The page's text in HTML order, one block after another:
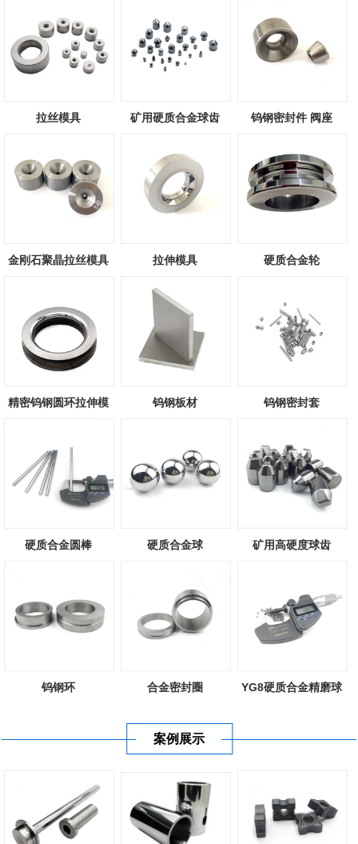
拉丝模具 矿用硬质合金球齿 钨钢密封件 阀座
金刚石聚晶拉丝模具 拉伸模具 硬质合金轮
精密钨钢圆环拉伸模 钨钢板材 钨钢密封套
硬质合金圆棒 硬质合金球 矿用高硬度球齿
钨钢环 合金密封圈 YG8硬质合金精磨球
案例展示